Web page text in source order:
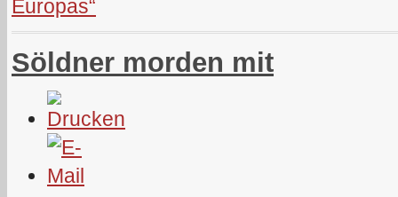
Europas“
Söldner morden mit